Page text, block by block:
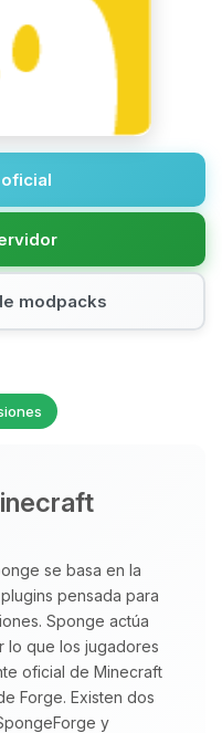
modpacks
se basa en la
pensada para
Sponge actúa
lo que los jugadores
oficial de Minecraft
Forge. Existen dos
y
con quien
tu pequeno
Cuentame
mis
ayudarte.